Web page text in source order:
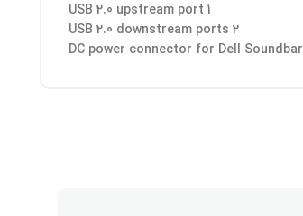
1 USB 2.0 upstream port
2 USB 2.0 downstream ports
DC power connector for Dell Soundbar